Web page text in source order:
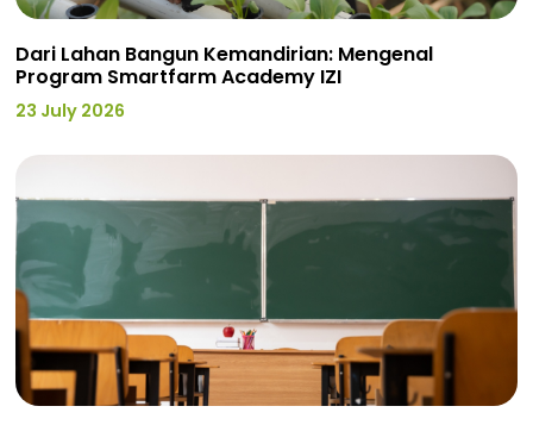
Dari Lahan Bangun Kemandirian: Mengenal
Program Smartfarm Academy IZI
23 July 2026